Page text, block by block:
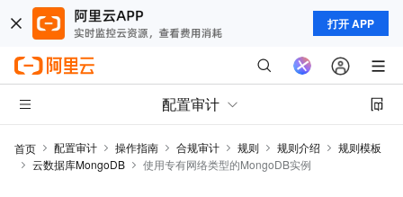
打开 APP
配置审计
首页 配置审计 操作指南 合规审计 规则 规则介绍
规则模板
云数据库MongoDB
使用专有网络类型的MongoDB实例